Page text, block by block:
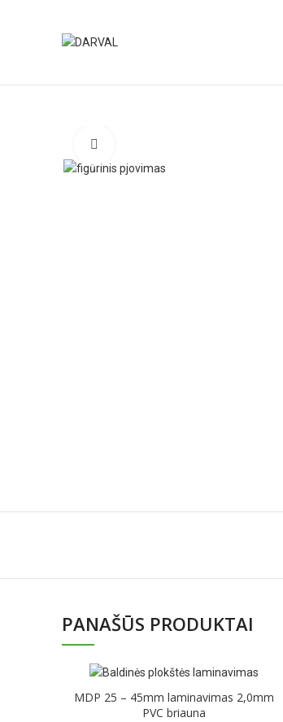
PANAŠŪS PRODUKTAI
MDP 25 – 45mm laminavimas 2,0mm
PVC briauna